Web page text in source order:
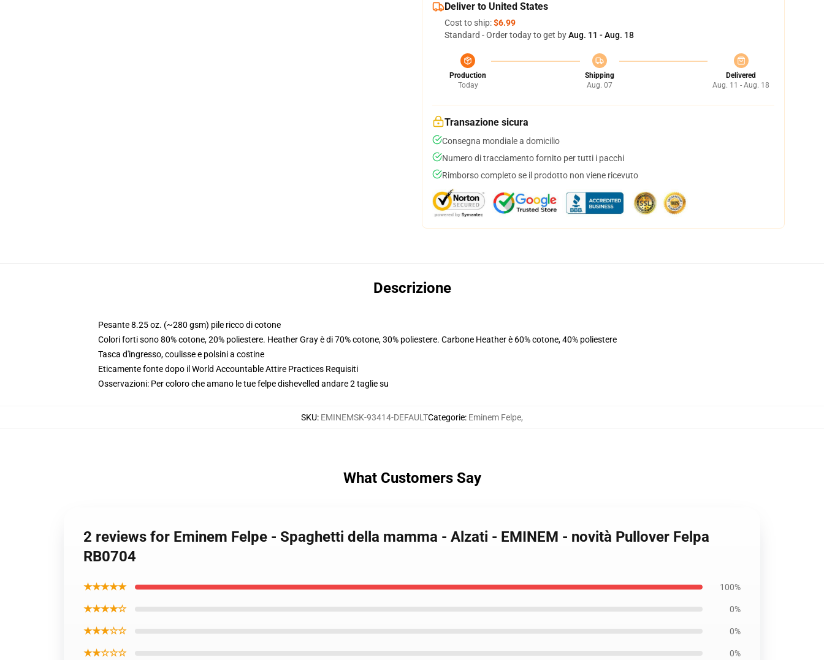
Deliver to United States
Cost to ship:$6.99
Standard - Order today to get byAug. 11 - Aug. 18
Production
Today
Shipping
Aug. 07
Delivered
Aug. 11 - Aug. 18
Transazione sicura
Consegna mondiale a domicilio
Numero di tracciamento fornito per tutti i pacchi
Rimborso completo se il prodotto non viene ricevuto
Descrizione
Pesante 8.25 oz. (~280 gsm) pile ricco di cotone
Colori forti sono 80% cotone, 20% poliestere. Heather Gray è di 70% cotone, 30% poliestere. Carbone Heather è 60% cotone, 40% poliestere
Tasca d'ingresso, coulisse e polsini a costine
Eticamente fonte dopo il World Accountable Attire Practices Requisiti
Osservazioni: Per coloro che amano le tue felpe dishevelled andare 2 taglie su
SKU: EMINEMSK-93414-DEFAULTCategorie: Eminem Felpe,
What Customers Say
2 reviews for Eminem Felpe - Spaghetti della mamma - Alzati - EMINEM - novità Pullover Felpa
RB0704
★★★★★ 100%
★★★★☆ 0%
★★★☆☆ 0%
★★☆☆☆ 0%